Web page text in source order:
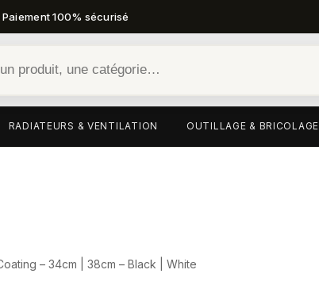
Paiement 100% sécurisé
RADIATEURS & VENTILATION OUTILLAGE & BRICOLAGE
– 34cm | 38cm – Black | White